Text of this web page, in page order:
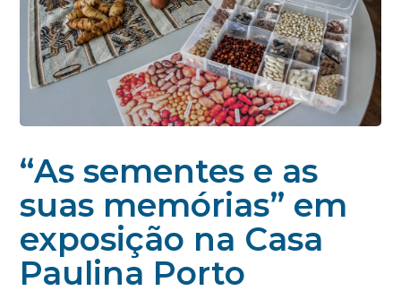
“As sementes e as
suas memórias” em
exposição na Casa
Paulina Porto